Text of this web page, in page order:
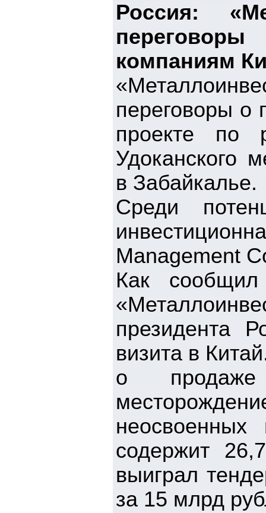
Россия:
компаниям
переговоры о
проекте по
Удоканского
в Забайкалье.
Среди
Management
Как сообщил
президента
визита в
о продаже
содержит
выиграл
за 15 млрд